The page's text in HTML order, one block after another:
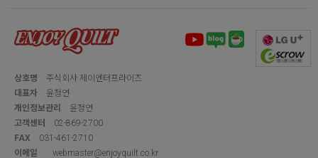
상호명
주식회사 제이엔터프라이즈
대표자
윤정연
개인정보관리
윤정연
고객센터
02-869-2700
FAX
031-461-2710
이메일
webmaster@enjoyquilt.co.kr